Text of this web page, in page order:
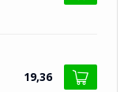
19,36